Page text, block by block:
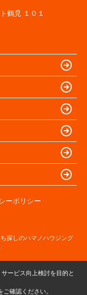
鶴見 １０１
ーポリシー
探しのハマノハウジング
ービス向上検討を目的と
ご確認ください。